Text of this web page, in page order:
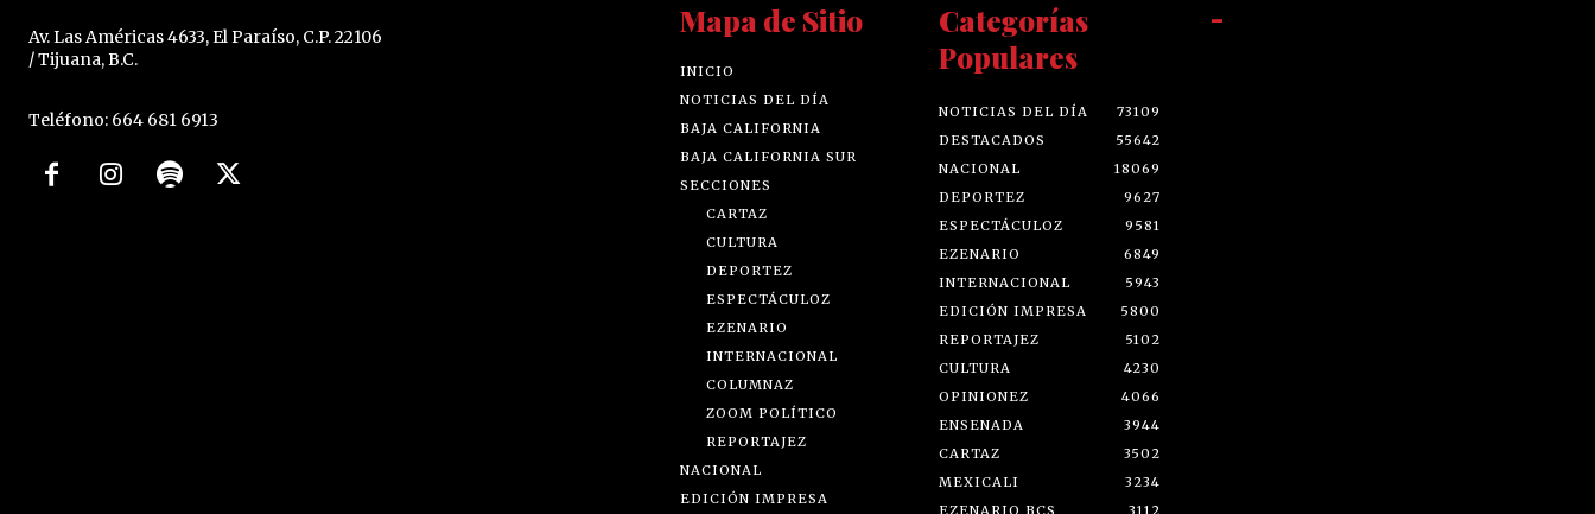
Av. Las Américas 4633, El Paraíso, C.P. 22106
/ Tijuana, B.C.
Teléfono: 664 681 6913
Mapa de Sitio
INICIO
NOTICIAS DEL DÍA
BAJA CALIFORNIA
BAJA CALIFORNIA SUR
SECCIONES
CARTAZ
CULTURA
DEPORTEZ
ESPECTÁCULOZ
EZENARIO
INTERNACIONAL
COLUMNAZ
ZOOM POLÍTICO
REPORTAJEZ
NACIONAL
EDICIÓN IMPRESA
Categorías
Populares
NOTICIAS DEL DÍA
73109
DESTACADOS
55642
NACIONAL
18069
DEPORTEZ
9627
ESPECTÁCULOZ
9581
EZENARIO
6849
INTERNACIONAL
5943
EDICIÓN IMPRESA
5800
REPORTAJEZ
5102
CULTURA
4230
OPINIONEZ
4066
ENSENADA
3944
CARTAZ
3502
MEXICALI
3234
-